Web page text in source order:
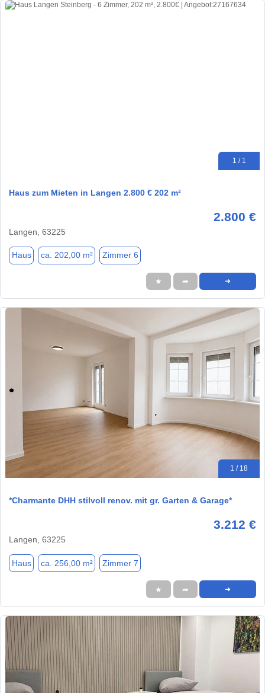
1 / 1
Haus zum Mieten in Langen 2.800 € 202 m²
2.800 €
Langen, 63225
Haus ca. 202,00 m² Zimmer 6
★ ➦ ➜
1 / 18
*Charmante DHH stilvoll renov. mit gr. Garten & Garage*
3.212 €
Langen, 63225
Haus ca. 256,00 m² Zimmer 7
★ ➦ ➜